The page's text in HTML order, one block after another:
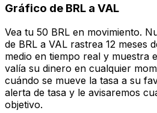
Gráfico de BRL a VAL
Vea tu 50 BRL en movimiento.
de BRL a VAL rastrea 12 meses
medio en tiempo real y muestra
valía su dinero en cualquier
cuándo se mueve la tasa a su
alerta de tasa y le avisaremos
objetivo.